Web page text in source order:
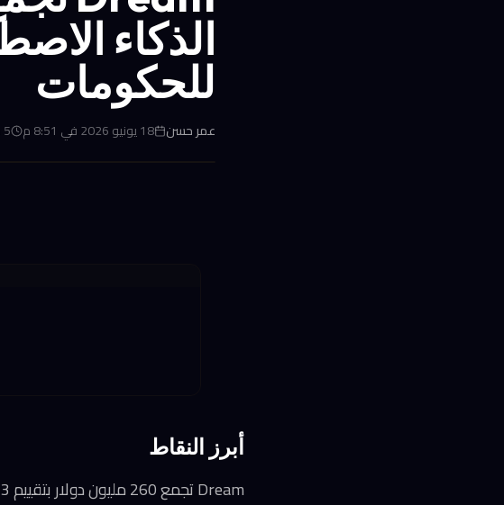
الذكاء
للحكومات
عمر حسن 18 يونيو 2026 في 8:51 م 5
أبرز النقاط
Dream تجمع 260 مليون دولار بتقييم 3 مليارات دولار لتوسيع منصاتها في أوروبا والشرق الأوسط وآسيا